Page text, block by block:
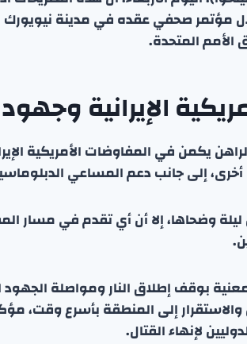
مؤتمر صحفي عقده في مدينة
الأمم المتحدة.
الإيرانية
يكمن في المفاوضات الأمريكية
أخرى، إلى جانب دعم المساعي
ليلة وضحاها، إلا أن أي تقدم في مسار
بوقف إطلاق النار ومواصلة الجهود
إلى المنطقة بأسرع وقت،
لإنهاء القتال.